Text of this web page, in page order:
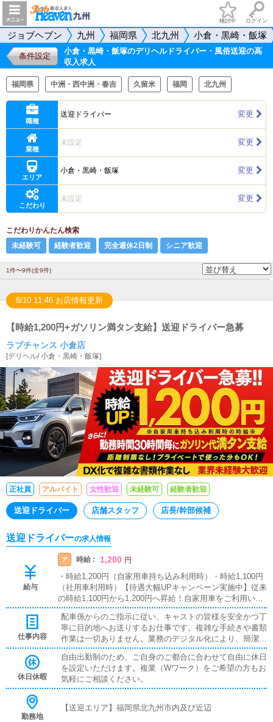
検討中 ログイン
ジョブヘブン 九州 福岡県 北九州 小倉・黒崎・飯塚
条件設定
小倉・黒崎・飯塚のデリヘルドライバー・風俗送迎の高
収入求人
福岡県 中洲・西中洲・春吉 久留米 福岡 北九州
職種
送迎ドライバー 変更
業種
未設定 変更
エリア
小倉・黒崎・飯塚 変更
こだわり
未設定 変更
こだわりかんたん検索
未経験可
経験者歓迎 完全週休2日制 シニア歓迎
1件〜9件(全9件)
8/10 11:46 お店情報更新
【時給1,200円+ガソリン満タン支給】送迎ドライバー急募
ラブチャンス 小倉店
[デリヘル/小倉・黒崎・飯塚]
正社員 アルバイト 女性歓迎 未経験可 経験者歓迎
送迎ドライバー 店舗スタッフ 店長/幹部候補
送迎ドライバーの求人情報
給与
ア 時給 : 1,200 円
・時給1,200円（自家用車持ち込み利用時）・時給1,100円
（社用車利用時）【待遇大幅UPキャンペーン実施中】従来
の時給1,100円から1,200円へ昇給！自家用車をご利用いた
だける方は、この高時給でご勤務いただけます。【ガソリ
ン満タン支給の特典あり】勤務時間30時間毎にガソリン代
満タン支給いたします！走行距離に制限はなく、プライベ
ート利用も対象です。☆時給シミュレーション☆（例）ト
ヨタ・アクアに乗車 月20日・1日6時間勤務想定すると支
給ガソリンの価値は約27,000円/月（時給換算で約225円/
時）となり実質時給は約1,425円/となります※燃費やガソ
リン価格、走行距離で変動します。あくまで参考値である
仕事内容
配車係からのご指示に従い、キャストの皆様を安全かつ丁
寧に目的地へお送りするお仕事です。複雑な手続きや書類
作業は一切ありません。業務のデジタル化により、簡潔か
つ効率的に業務を進めていただけます。安全運転を心が
け、キャストの皆様の安心と満足を第一にお仕事いただき
ます。
休日休暇
自由出勤制のため、ご自身のご都合に合わせて自由に休日
を設定いただけます。複業（Wワーク）をご希望の方もお
気軽にご相談ください。
勤務地
【送迎エリア】福岡県北九州市内及び近辺